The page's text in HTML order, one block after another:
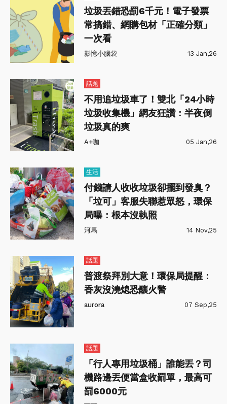
垃圾丟錯恐罰6千元！電子發票
常搞錯、網購包材「正確分類」
一次看
影憶小腦袋 13 Jan,26
話題
不用追垃圾車了！雙北「24小時
垃圾收集機」網友狂讚：半夜倒
垃圾真的爽
A+咖 05 Jan,26
生活
付錢請人收收垃圾卻擺到發臭？
「垃可」客服失聯惹眾怒，環保
局曝：根本沒執照
河馬 14 Nov,25
話題
普渡祭拜別大意！環保局提醒：
香灰沒澆熄恐釀火警
aurora 07 Sep,25
話題
「行人專用垃圾桶」誰能丟？司
機路邊丟便當盒收罰單，最高可
罰6000元